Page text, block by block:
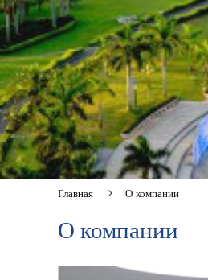
Главная О компании
О компании